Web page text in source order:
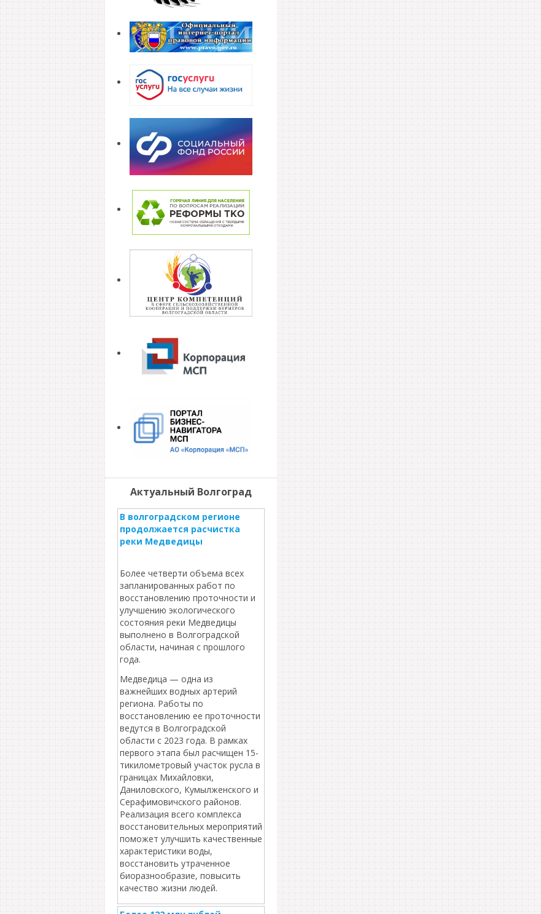
Актуальный Волгоград
В волгоградском регионе
продолжается расчистка
реки Медведицы
Более четверти объема всех
запланированных работ по
восстановлению проточности и
улучшению экологического
состояния реки Медведицы
выполнено в Волгоградской
области, начиная с прошлого
года.
Медведица — одна из
важнейших водных артерий
региона. Работы по
восстановлению ее проточности
ведутся в Волгоградской
области с 2023 года. В рамках
первого этапа был расчищен 15-
тикилометровый участок русла в
границах Михайловки,
Даниловского, Кумылженского и
Серафимовичского районов.
Реализация всего комплекса
восстановительных мероприятий
поможет улучшить качественные
характеристики воды,
восстановить утраченное
биоразнообразие, повысить
качество жизни людей.